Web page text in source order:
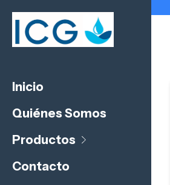
Inicio
Quiénes Somos
Productos
Contacto